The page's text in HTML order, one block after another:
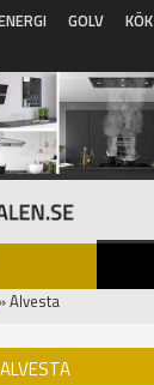
GOLV KÖK
» Alvesta